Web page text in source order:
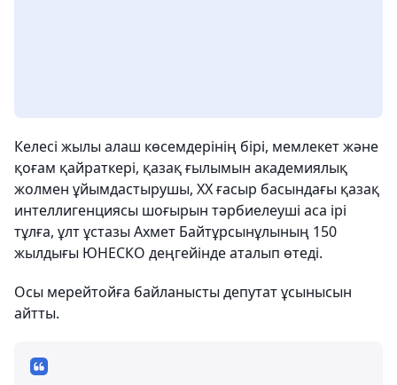
Келесі жылы алаш көсемдерінің бірі, мемлекет және
қоғам қайраткері, қазақ ғылымын академиялық
жолмен ұйымдастырушы, ХХ ғасыр басындағы қазақ
интеллигенциясы шоғырын тәрбиелеуші аса ірі
тұлға, ұлт ұстазы Ахмет Байтұрсынұлының 150
жылдығы ЮНЕСКО деңгейінде аталып өтеді.
Осы мерейтойға байланысты депутат ұсынысын
айтты.